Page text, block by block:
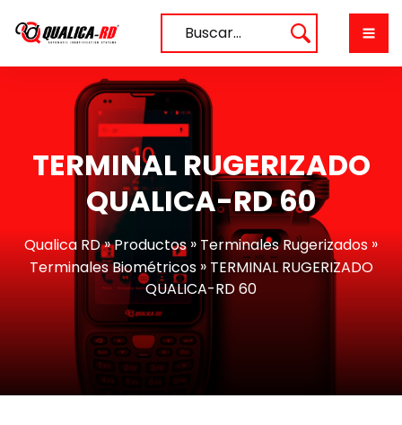
Buscar…
TERMINAL RUGERIZADO
QUALICA-RD 60
Qualica RD»Productos» Terminales Rugerizados »
Terminales Biométricos» TERMINAL RUGERIZADO
QUALICA-RD 60